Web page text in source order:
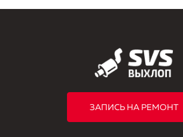
ЗАПИСЬ НА РЕМОНТ